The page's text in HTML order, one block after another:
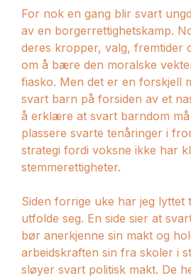
For nok en gang blir svart
av en borgerrettighetskamp.
deres kropper, valg, fremtider
om å bære den moralske
fiasko. Men det er en forskjell
svart barn på forsiden av et
å erklære at svart barndom
plassere svarte tenåringer i
strategi fordi voksne ikke har
stemmerettigheter.
Siden forrige uke har jeg lyttet
utfolde seg. En side sier at
bør anerkjenne sin makt og
arbeidskraften sin fra skoler i
sløyer svart politisk makt. De